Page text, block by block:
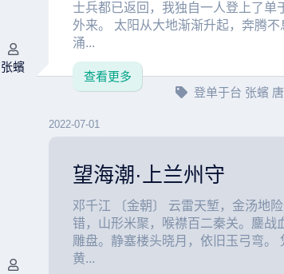
张蠙
士兵都已返回，我独自一人登上了单
外来。 太阳从大地渐渐升起，奔腾
涌...
查看更多
登单于台 张蠙
2022-07-01
望海潮·上兰州守
邓千江 〔金朝〕 云雷天堑，金汤地
错，山形米聚，喉襟百二秦关。鏖战
雕盘。静塞楼头晓月，依旧玉弓弯。
黄...